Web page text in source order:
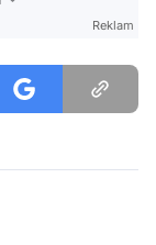
Reklam